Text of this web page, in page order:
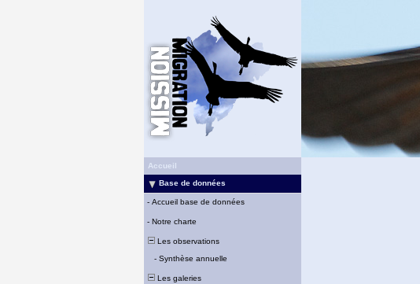
Accueil
Base de données
- Accueil base de données
- Notre charte
Les observations
- Synthèse annuelle
Les galeries